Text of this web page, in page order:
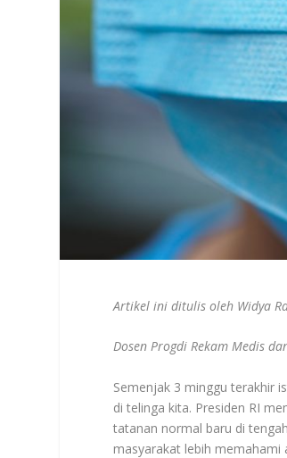
Artikel ini ditulis oleh Widya
Dosen Progdi Rekam Medis
Semenjak 3 minggu terakhir
di telinga kita. Presiden RI
tatanan normal baru di
masyarakat lebih memahami